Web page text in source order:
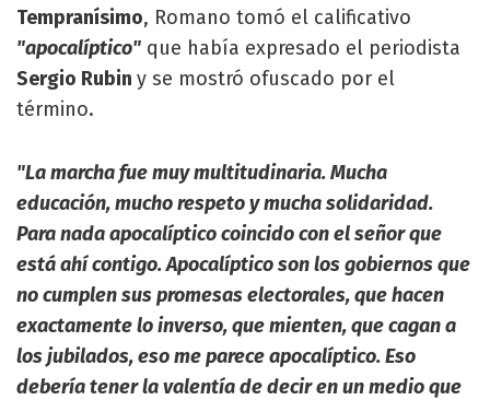
Tempranísimo, Romano tomó el calificativo
"apocalíptico" que había expresado el periodista
Sergio Rubin y se mostró ofuscado por el
término.
"La marcha fue muy multitudinaria. Mucha
educación, mucho respeto y mucha solidaridad.
Para nada apocalíptico coincido con el señor que
está ahí contigo. Apocalíptico son los gobiernos que
no cumplen sus promesas electorales, que hacen
exactamente lo inverso, que mienten, que cagan a
los jubilados, eso me parece apocalíptico. Eso
debería tener la valentía de decir en un medio que